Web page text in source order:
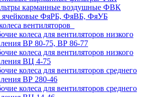
карманные воздушные ФВК
ячейковые ФяРБ, ФяВБ, ФяУБ
вентиляторов
колеса для вентиляторов низкого
ВР 80-75, ВР 86-77
колеса для вентиляторов низкого
ВЦ 4-75
колеса для вентиляторов среднего
ВР 280-46
колеса для вентиляторов среднего